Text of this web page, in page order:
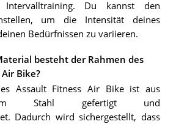
Intervalltraining. Du kannst den
um die Intensität deines
Bedürfnissen zu variieren.
besteht der Rahmen des
Bike?
Assault Fitness Air Bike ist aus
Stahl gefertigt und
Dadurch wird sichergestellt, dass